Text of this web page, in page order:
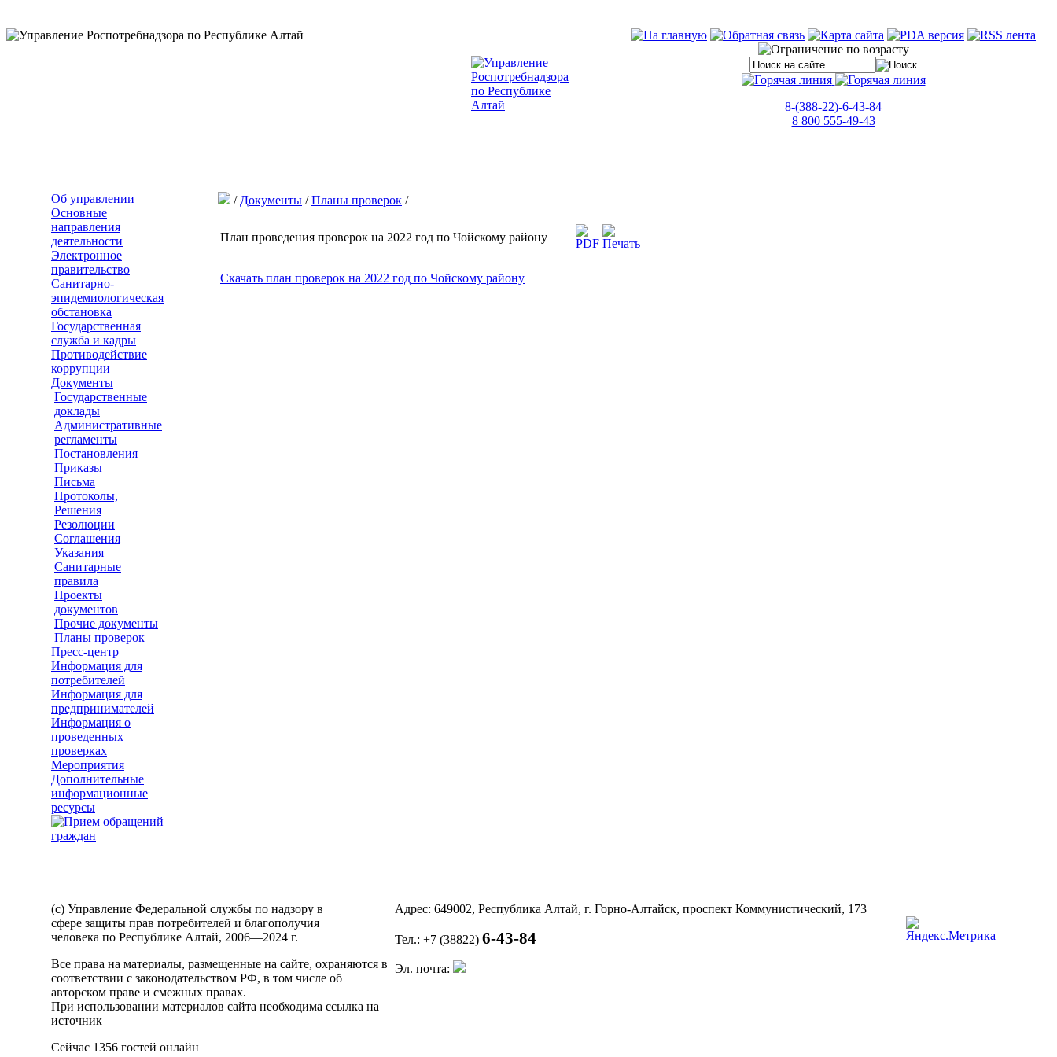
8-(388-22)-6-43-84
8 800 555-49-43
Об управлении
Основные
направления
деятельности
Электронное
правительство
Санитарно-
эпидемиологическая
обстановка
Государственная
служба и кадры
Противодействие
коррупции
Документы
Государственные
доклады
Административные
регламенты
Постановления
Приказы
Письма
Протоколы,
Решения
Резолюции
Соглашения
Указания
Санитарные
правила
Проекты
документов
Прочие документы
Планы проверок
Пресс-центр
Информация для
потребителей
Информация для
предпринимателей
Информация о
проведенных
проверках
Мероприятия
Дополнительные
информационные
ресурсы
/ Документы /Планы проверок /
План проведения проверок на 2022 год по Чойскому району
Скачать план проверок на 2022 год по Чойскому району
(c) Управление Федеральной службы по надзору в
сфере защиты прав потребителей и благополучия
человека по Республике Алтай, 2006—2024 г.
Все права на материалы, размещенные на сайте, охраняются в
соответствии с законодательством РФ, в том числе об
авторском праве и смежных правах.
При использовании материалов сайта необходима ссылка на
источник
Сейчас 1356 гостей онлайн
Адрес: 649002, Республика Алтай, г. Горно-Алтайск, проспект Коммунистический, 173
Тел.: +7 (38822) 6-43-84
Эл. почта: